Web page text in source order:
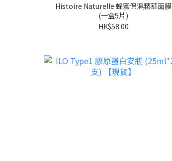
Histoire Naturelle 蜂蜜保濕精華面膜
(一盒5片)
HK$58.00